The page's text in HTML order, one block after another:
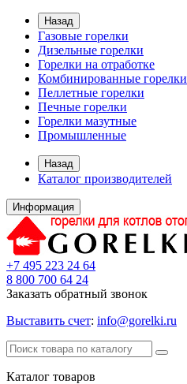
Назад
Газовые горелки
Дизельные горелки
Горелки на отработке
Комбинированные горелки
Пеллетные горелки
Печные горелки
Горелки мазутные
Промышленные
Назад
Каталог производителей
Информация
+7 495 223 24 64
8 800 700 64 24
Заказать обратный звонок
Выставить счет: info@gorelki.ru
Каталог товаров